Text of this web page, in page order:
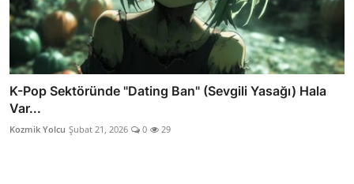
K-Pop Sektöründe "Dating Ban" (Sevgili Yasağı) Hala
Var...
Kozmik Yolcu Şubat 21, 2026 0 29